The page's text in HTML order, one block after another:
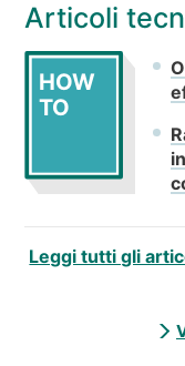
Articoli
HOW
TO
Leggi tutti gli